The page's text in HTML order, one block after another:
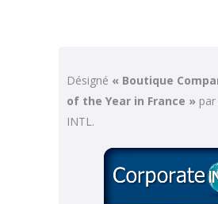
Désigné « Boutique
of the Year in France »
INTL.